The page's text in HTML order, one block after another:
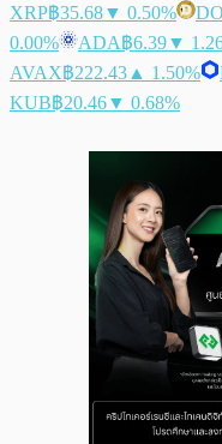
XRP฿35.68▼ 0.50%
0.00%
ADA฿6.39▼
AVAX฿222.43 ▲ 1.50%
KUB฿20.46▼ 0.68%